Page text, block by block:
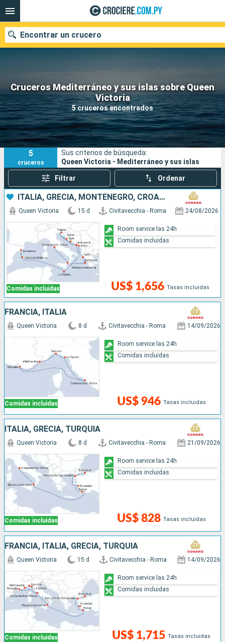
Cruceros Mediterráneo y sus islas sobre Queen
Victoria
5 cruceros encontrados
Encontrar un crucero
Nuestros destinos
Fecha de salida
Puertos Compañías
Buscar
5
cruceros
Sus criterios de búsqueda:
Queen Victoria - Mediterráneo y sus islas
Filtrar Ordenar
ITALIA, GRECIA, MONTENEGRO, CROACIA, MALTA, ESPAÑA
Comidas incluidas
Queen Victoria 15 d Civitavecchia - Roma 24/08/2026
US$ 1,656 Tasas incluidas
Room service las 24h
Comidas incluidas
FRANCIA, ITALIA
Comidas incluidas
Queen Victoria 8 d Civitavecchia - Roma 14/09/2026
US$ 946 Tasas incluidas
Room service las 24h
Comidas incluidas
ITALIA, GRECIA, TURQUÍA
Comidas incluidas
Queen Victoria 8 d Civitavecchia - Roma 21/09/2026
US$ 828 Tasas incluidas
Room service las 24h
Comidas incluidas
FRANCIA, ITALIA, GRECIA, TURQUÍA
Comidas incluidas
Queen Victoria 15 d Civitavecchia - Roma 14/09/2026
US$ 1,715 Tasas incluidas
Room service las 24h
Comidas incluidas